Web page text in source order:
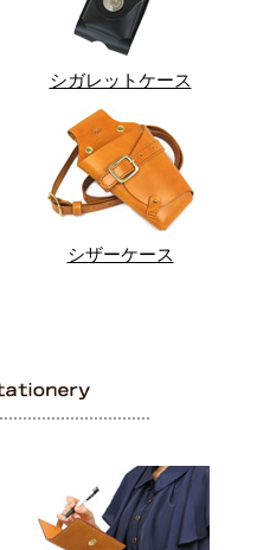
シガレットケース
シザーケース